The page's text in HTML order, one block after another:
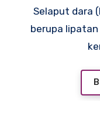
Selaput dara
berupa